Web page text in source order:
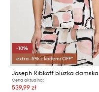
-10%
extra -5% z kodem: OFF*
Joseph Ribkoff bluzka damska
Cena aktualna:
539,99 zł